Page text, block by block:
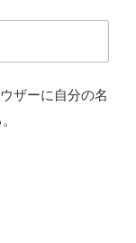
ザーに自分の名